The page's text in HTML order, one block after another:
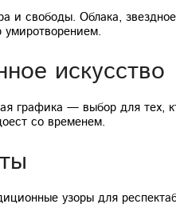
и свободы. Облака,
искусство
графика — выбор для тех,
со временем.
узоры для